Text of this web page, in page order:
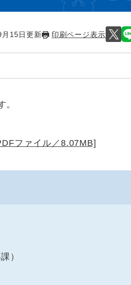
15日更新 印刷ページ表示
。
ファイル／8.07MB]
）